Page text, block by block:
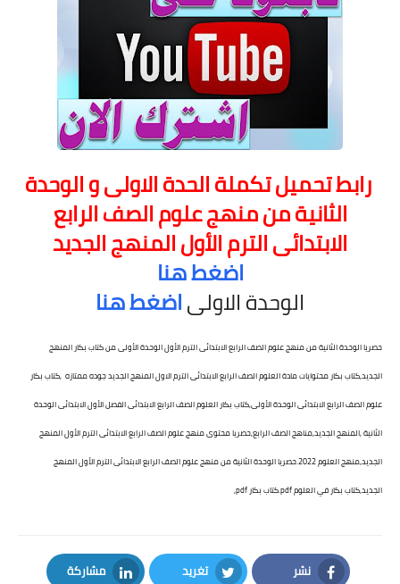
رابط تحميل تكملة الحدة الاولى و الوحدة
الثانية من منهج علوم الصف الرابع
الابتدائى الترم الأول المنهج الجديد
اضغط هنا
الوحدة الاولىاضغط هنا
الجديد,كتاب بكار محتوايات مادة العلوم الصف الرابع الابتدائى الترم الاول المنهج الجديد جوده ممتازه  ,
علوم الصف الرابع الابتدائى الوحدة الأولى,
الجديد,كتاب بكار في العلوم pdf.كتاب بكار pdf,
نشر تغريد مشاركة